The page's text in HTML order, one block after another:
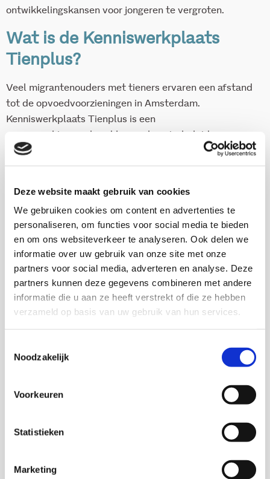
Deze website maakt gebruik van cookies
We gebruiken cookies om content en advertenties te
personaliseren, om functies voor social media te bieden
en om ons websiteverkeer te analyseren. Ook delen we
informatie over uw gebruik van onze site met onze
partners voor social media, adverteren en analyse. Deze
partners kunnen deze gegevens combineren met andere
informatie die u aan ze heeft verstrekt of die ze hebben
verzameld op basis van uw gebruik van hun services.
Noodzakelijk
Voorkeuren
Statistieken
Marketing
ontwikkelingskansen voor jongeren te vergroten.
Wat is de Kenniswerkplaats
Tienplus?
Veel migrantenouders met tieners ervaren een afstand
tot de opvoedvoorzieningen in Amsterdam.
Kenniswerkplaats Tienplus is een
samenwerkingsverband tussen kennis, beleid en
instellingen dat het bereik en de effectiviteit van (op-
voedings)ondersteuning voor die groep wil verbeteren.
stadsdelen Zuidoost, Nieuw West en Noord, Stedelijk
overleg Diversiteit, Hogeschool Inholland, Vrije
Universiteit, Academische werkplaats Publieke
gezondheid GGD-AMC en het Verwey-Jonker Instituut
Zie ook:www.kenniswerkplaats-tienplus.nl
http://www.kenniswerkplaats-tienplus.nl